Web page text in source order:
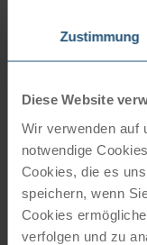
Zustimmung
Diese Website
Wir verwenden auf
notwendige
Cookies, die es
speichern, wenn
Cookies
verfolgen und zu
Our
Give